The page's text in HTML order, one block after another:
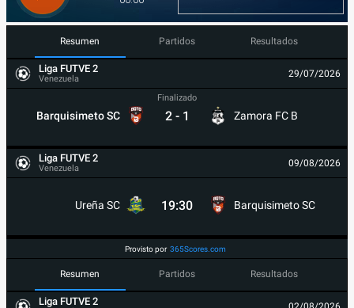
Resumen Partidos Resultados
Liga FUTVE 2
Venezuela 29/07/2026
Barquisimeto SC
Finalizado
2 - 1 Zamora FC B
Liga FUTVE 2
Venezuela 09/08/2026
Ureña SC 19:30 Barquisimeto SC
Provisto por 365Scores.com
Resumen Partidos Resultados
Liga FUTVE 2